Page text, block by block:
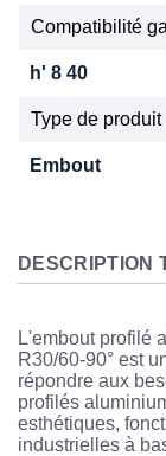
Compatibilité
h' 8 40
Type de produit
Embout
DESCRIPTION
L'embout profilé
R30/60-90° est
répondre aux
profilés
esthétiques,
industrielles à